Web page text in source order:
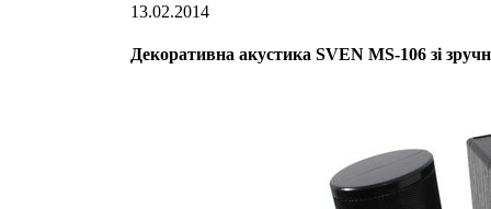
13.02.2014
Декоративна акустика SVEN MS-106 зі